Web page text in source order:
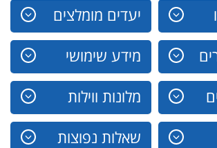
יעדים מומלצים
מידע שימושי
מלונות ווילות
שאלות נפוצות